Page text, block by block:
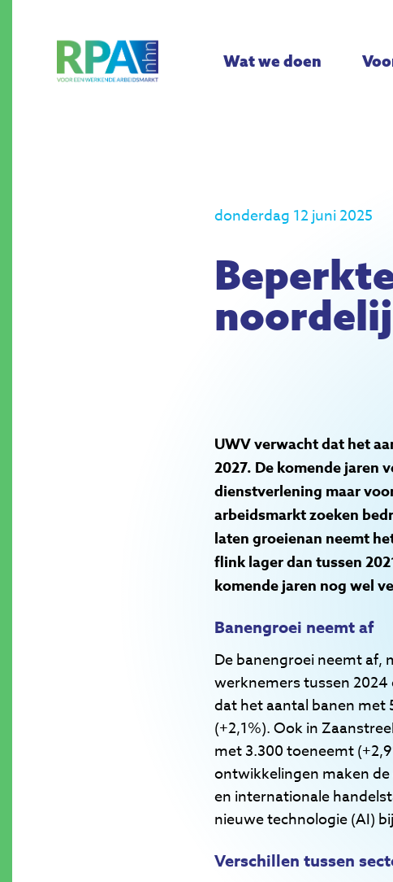
Wat we doen
donderdag 12 juni 2025
UWV verwacht dat het
2027. De komende jaren
dienstverlening maar
arbeidsmarkt zoeken
laten groeienan neemt
flink lager dan tussen
komende jaren nog wel
Banengroei neemt af
De banengroei neemt af,
werknemers tussen
dat het aantal banen met
(+2,1%). Ook in
met 3.300 toeneemt
ontwikkelingen maken de
en internationale
nieuwe technologie (AI)
Verschillen tussen